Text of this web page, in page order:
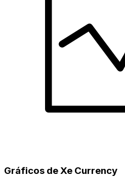
Gráficos de Xe Currency